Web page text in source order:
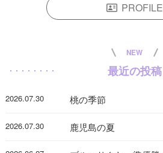
PROFILE
NEW
最近の投稿
2026.07.30 桃の季節
2026.07.30 鹿児島の夏